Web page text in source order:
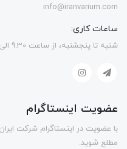
info@iranvarium.com
ساعات کاری:
شنبه تا پنجشنبه، از ساعت 9.30 الی 21.30
عضویت اینستاگرام
با عضویت در اینستاگرام شرکت
مطلع شوید.